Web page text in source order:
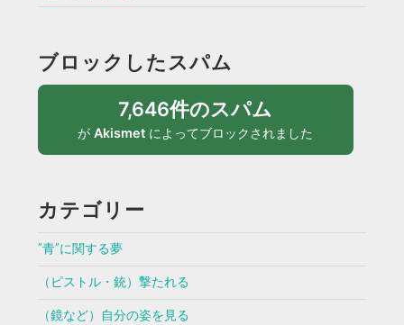
ブロックしたスパム
7,646件のスパム
がAkismet によってブロックされました
カテゴリー
”青”に関する夢
（ピストル・銃）撃たれる
（鏡など）自分の姿を見る